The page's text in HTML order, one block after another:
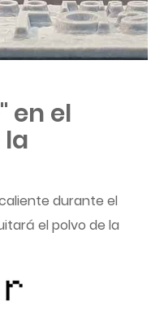
en el
durante el
el polvo de la